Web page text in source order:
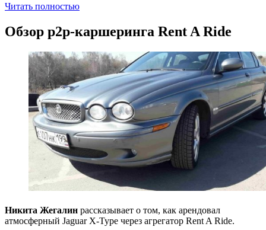
Читать полностью
Обзор p2p-каршеринга Rent A Ride
Никита Жегалин рассказывает о том, как арендовал
атмосферный Jaguar X-Type через агрегатор Rent A Ride.